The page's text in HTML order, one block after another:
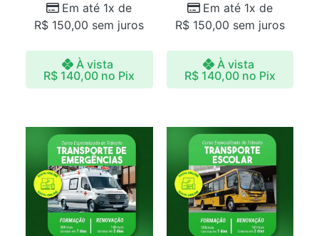
Em até 1x de
R$ 150,00 sem juros
À vista
R$ 140,00 no Pix
Em até 1x de
R$150,00 sem juros
À vista
R$140,00 no Pix